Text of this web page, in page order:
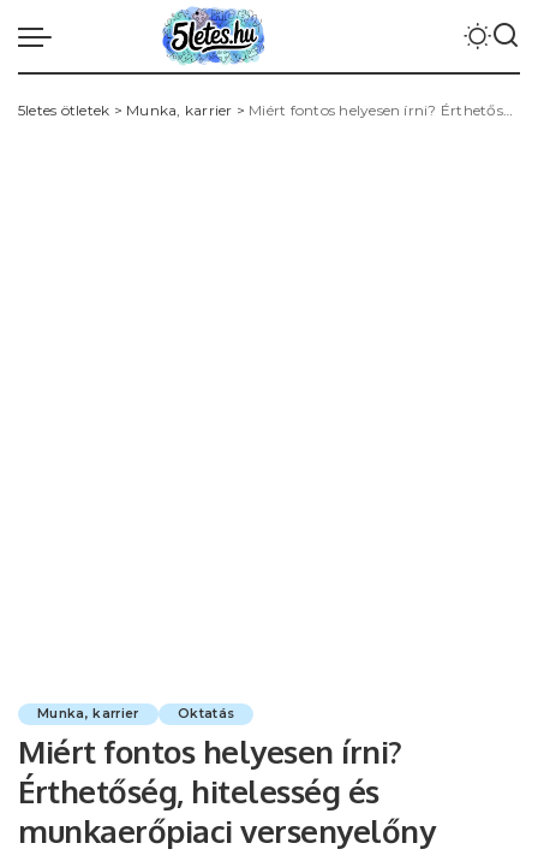
5letes ötletek > Munka, karrier > Miért fontos helyesen írni? Érthetőség, hitelesség és munkaerőpiaci versenyelőny
Munka, karrier Oktatás
Miért fontos helyesen írni?
Érthetőség, hitelesség és
munkaerőpiaci versenyelőny